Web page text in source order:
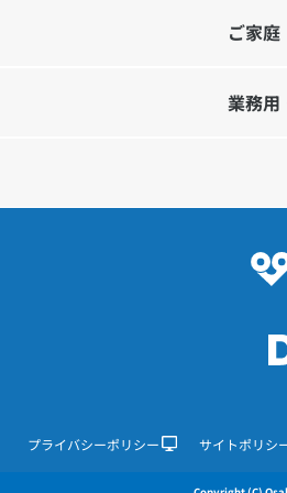
ご家
業務用
プライバシーポリシー サイトポリシ